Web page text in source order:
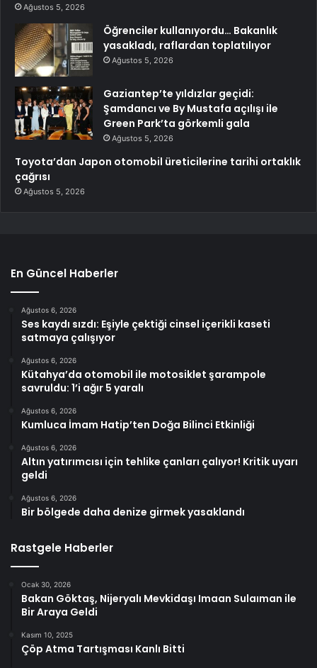
Ağustos 5, 2026
Öğrenciler kullanıyordu… Bakanlık
yasakladı, raflardan toplatılıyor
Ağustos 5, 2026
Gaziantep’te yıldızlar geçidi:
Şamdancı ve By Mustafa açılışı ile
Green Park’ta görkemli gala
Ağustos 5, 2026
Toyota’dan Japon otomobil üreticilerine tarihi ortaklık
çağrısı
Ağustos 5, 2026
En Güncel Haberler
Ağustos 6, 2026
Ses kaydı sızdı: Eşiyle çektiği cinsel içerikli kaseti
satmaya çalışıyor
Ağustos 6, 2026
Kütahya’da otomobil ile motosiklet şarampole
savruldu: 1’i ağır 5 yaralı
Ağustos 6, 2026
Kumluca İmam Hatip’ten Doğa Bilinci Etkinliği
Ağustos 6, 2026
Altın yatırımcısı için tehlike çanları çalıyor! Kritik uyarı
geldi
Ağustos 6, 2026
Bir bölgede daha denize girmek yasaklandı
Rastgele Haberler
Ocak 30, 2026
Bakan Göktaş, Nijeryalı Mevkidaşı Imaan Sulaıman ile
Bir Araya Geldi
Kasım 10, 2025
Çöp Atma Tartışması Kanlı Bitti